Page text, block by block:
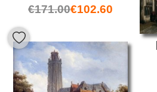
€171.00€102.60